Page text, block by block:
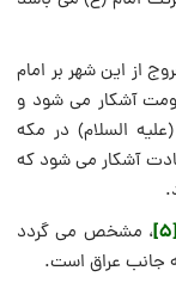
از این شهر بر امام
آشکار می شود و
السلام) در مکه
آشکار می شود که
[5]
، مشخص می گردد
جانب عراق است.